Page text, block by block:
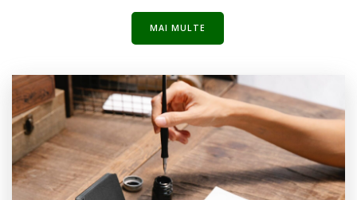
MAI MULTE